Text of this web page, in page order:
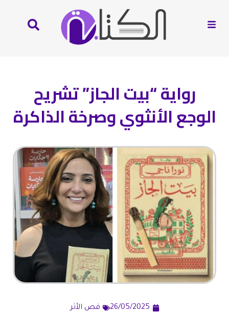
رواية “بيت الجاز” تشريح
الوجع الأنثوي وصرخة الذاكرة
26/05/2025 قص الأثر